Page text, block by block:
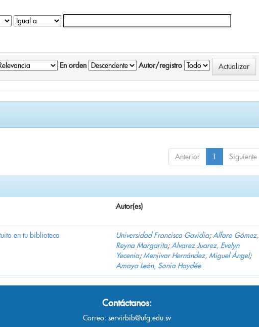
En orden Autor/registro
Anterior 1 Siguiente
Autor(es)
en tu biblioteca Universidad Francisco Gavidia;Alfaro Gómez,
Reyna Margarita;Alvarez Juarez, Evelyn
Yecenia;Menjivar Hernández, Miguel Ángel;
Amaya León, Sonia Haydée
Contáctanos:
Correo: servirbib@ufg.edu.sv